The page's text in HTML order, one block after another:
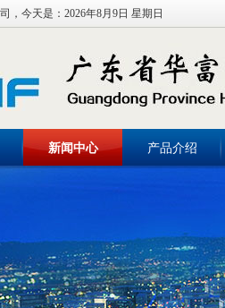
，今天是： 2026年8月9日 星期日
新闻中心 产品介绍